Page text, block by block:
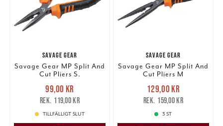
SAVAGE GEAR
Savage Gear MP Split And
Cut Pliers S.
Nuvarande pris
99,00 krTidigare pris
119,00 kr
99,00 kr
119,00 kr
TILLFÄLLIGT SLUT
SAVAGE GEAR
Savage Gear MP Split And
Cut Pliers M
Nuvarande pris
129,00 krTidigare pris
159,00 kr
129,00 kr
159,00 kr
3 ST